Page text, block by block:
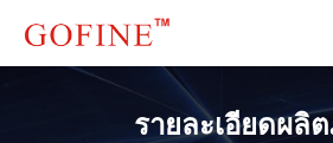
รายละเอียดผ